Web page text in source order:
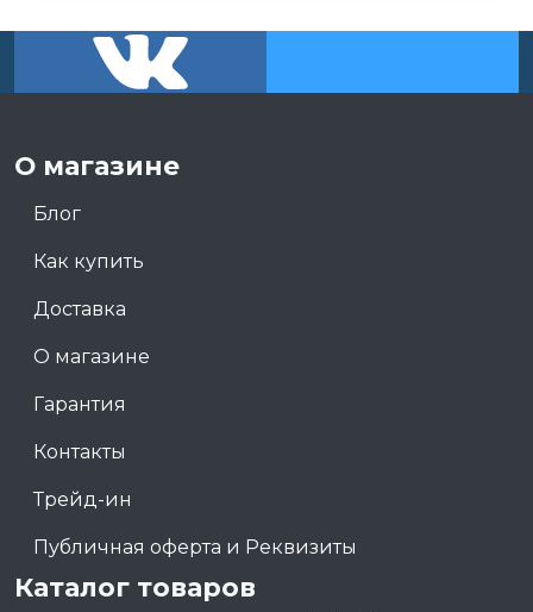
О магазине
Блог
Как купить
Доставка
О магазине
Гарантия
Контакты
Трейд-ин
Публичная оферта и Реквизиты
Каталог товаров